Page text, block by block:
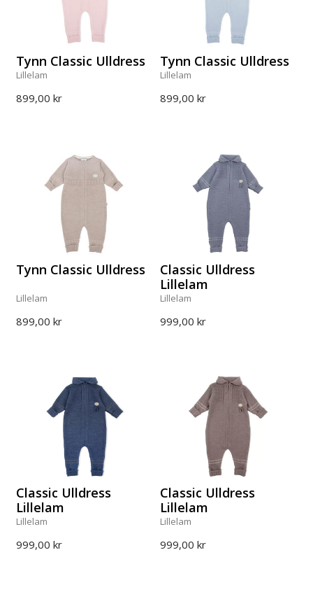
Tynn Classic Ulldress
Lillelam
899,00 kr
Tynn Classic Ulldress
Lillelam
899,00 kr
Tynn Classic Ulldress
Lillelam
899,00 kr
Classic Ulldress
Lillelam
Lillelam
999,00 kr
Classic Ulldress
Lillelam
Lillelam
999,00 kr
Classic Ulldress
Lillelam
Lillelam
999,00 kr